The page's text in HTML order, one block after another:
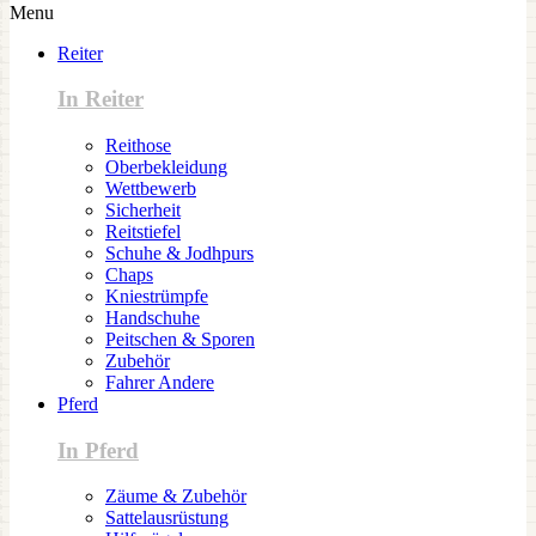
Menu
Reiter
In Reiter
Reithose
Oberbekleidung
Wettbewerb
Sicherheit
Reitstiefel
Schuhe & Jodhpurs
Chaps
Kniestrümpfe
Handschuhe
Peitschen & Sporen
Zubehör
Fahrer Andere
Pferd
In Pferd
Zäume & Zubehör
Sattelausrüstung